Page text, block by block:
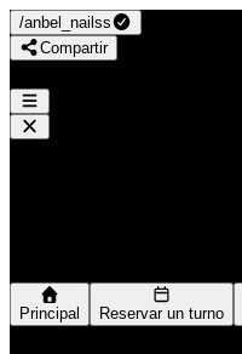
/anbel_nailss
Compartir
Principal Reservar un turno